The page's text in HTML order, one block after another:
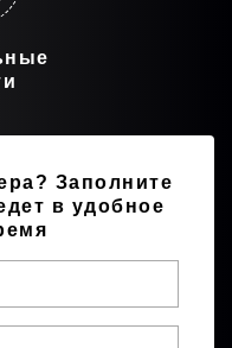
Заполните
в удобное